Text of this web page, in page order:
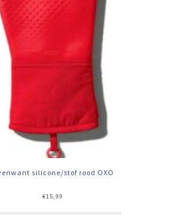
silicone/stof rood OXO
€15,99